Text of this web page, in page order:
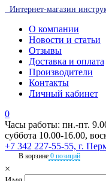
Интернет-магазин
О компании
Новости и статьи
Отзывы
Доставка и оплата
Производители
Контакты
Личный кабинет
0
Часы работы: пн.-пт.
суббота 10.00-16.00,
+7 342 227-55-55, г.
В корзине 0 позиций
×